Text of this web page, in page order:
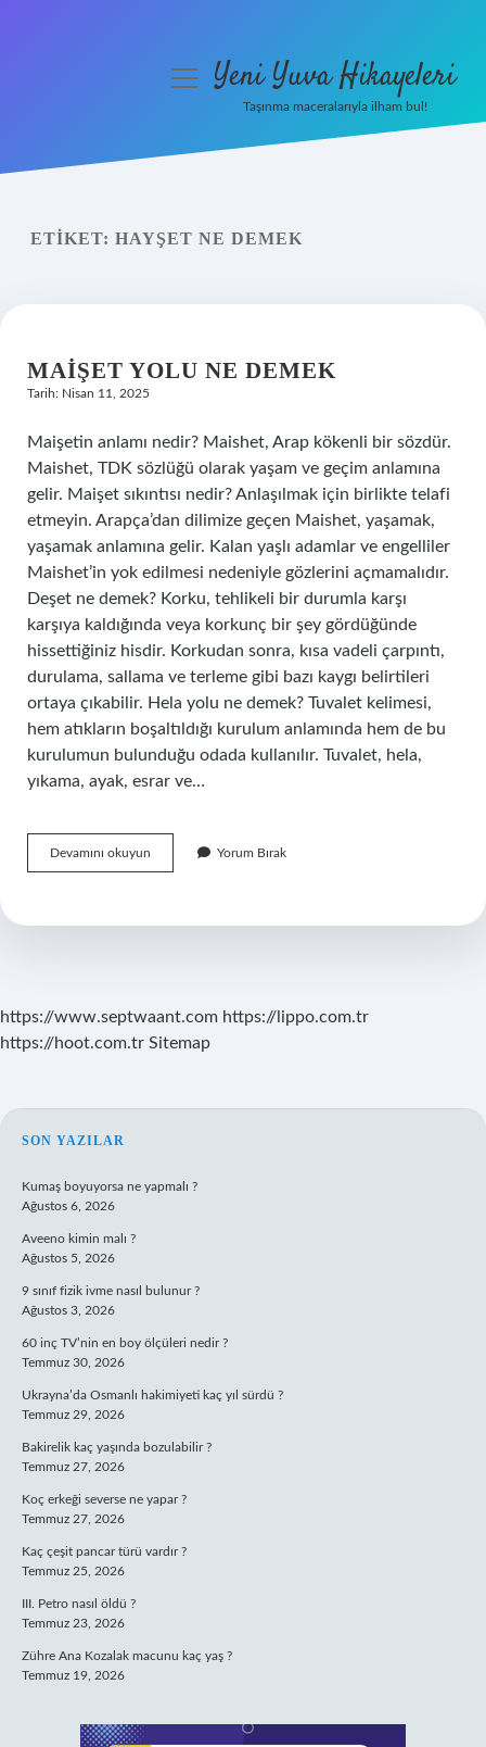
Yasal Uyarı
menüyüYeni Yuva Hikayeleri
Taşınma maceralarıyla ilham bul!
ETIKET: HAYŞET NE DEMEK
MAIŞET YOLU NE DEMEK
Tarih: Nisan 11, 2025
Maişetin anlamı nedir? Maishet, Arap kökenli bir sözdür.
Maishet, TDK sözlüğü olarak yaşam ve geçim anlamına
gelir. Maişet sıkıntısı nedir? Anlaşılmak için birlikte telafi
etmeyin. Arapça’dan dilimize geçen Maishet, yaşamak,
yaşamak anlamına gelir. Kalan yaşlı adamlar ve engelliler
Maishet’in yok edilmesi nedeniyle gözlerini açmamalıdır.
Deşet ne demek? Korku, tehlikeli bir durumla karşı
karşıya kaldığında veya korkunç bir şey gördüğünde
hissettiğiniz hisdir. Korkudan sonra, kısa vadeli çarpıntı,
durulama, sallama ve terleme gibi bazı kaygı belirtileri
ortaya çıkabilir. Hela yolu ne demek? Tuvalet kelimesi,
hem atıkların boşaltıldığı kurulum anlamında hem de bu
kurulumun bulunduğu odada kullanılır. Tuvalet, hela,
yıkama, ayak, esrar ve…
Devamını okuyun
Yolu
Yorum Bırak
https://www.septwaant.com https://lippo.com.tr
https://hoot.com.tr Sitemap
SIDEBAR
SON YAZILAR
Kumaş boyuyorsa ne yapmalı ?
Ağustos 6, 2026
Aveeno kimin malı ?
Ağustos 5, 2026
9 sınıf fizik ivme nasıl bulunur ?
Ağustos 3, 2026
60 inç TV’nin en boy ölçüleri nedir ?
Temmuz 30, 2026
Ukrayna’da Osmanlı hakimiyeti kaç yıl sürdü ?
Temmuz 29, 2026
Bakirelik kaç yaşında bozulabilir ?
Temmuz 27, 2026
Koç erkeği severse ne yapar ?
Temmuz 27, 2026
Kaç çeşit pancar türü vardır ?
Temmuz 25, 2026
III. Petro nasıl öldü ?
Temmuz 23, 2026
Zühre Ana Kozalak macunu kaç yaş ?
Temmuz 19, 2026